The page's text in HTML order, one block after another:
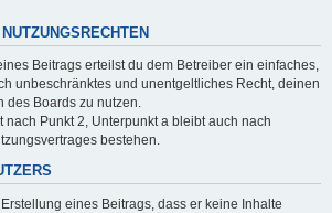
Beitrags erteilst du dem Betreiber ein einfaches,
unbeschränktes und unentgeltliches Recht, deinen
des Boards zu nutzen.
nach Punkt 2, Unterpunkt a bleibt auch nach
bestehen.
eines Beitrags, dass er keine Inhalte